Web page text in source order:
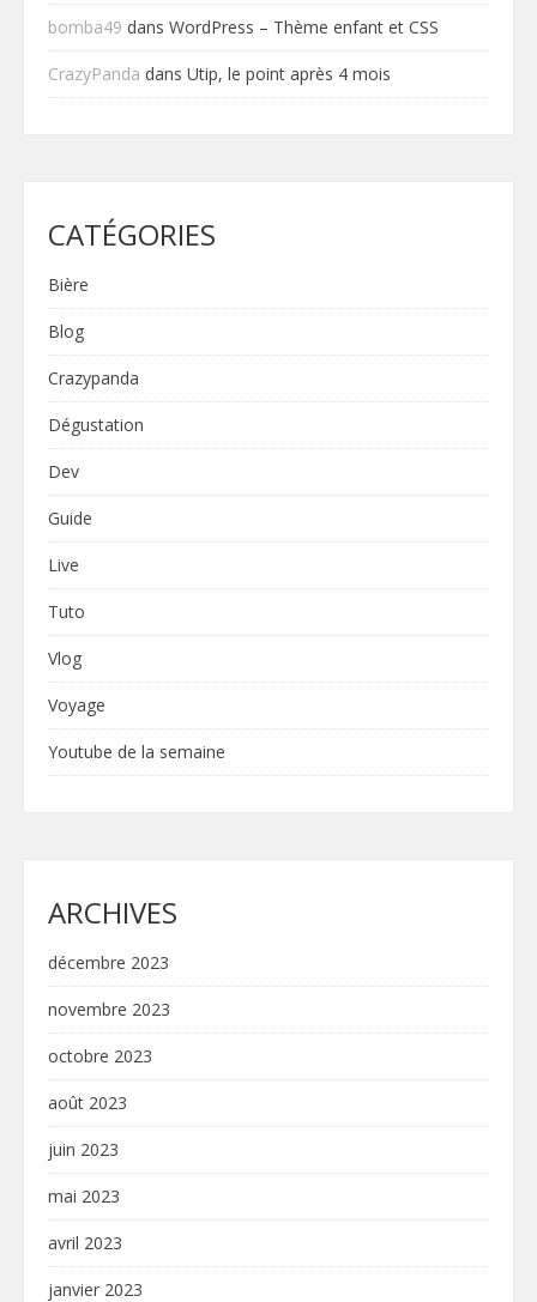
bomba49 dans WordPress – Thème enfant et CSS
CrazyPanda dans Utip, le point après 4 mois
CATÉGORIES
Bière
Blog
Crazypanda
Dégustation
Dev
Guide
Live
Tuto
Vlog
Voyage
Youtube de la semaine
ARCHIVES
décembre 2023
novembre 2023
octobre 2023
août 2023
juin 2023
mai 2023
avril 2023
janvier 2023